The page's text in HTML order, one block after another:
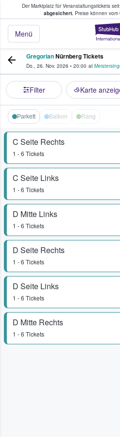
Der Marktplatz für Veranstaltungstickets
abgesichert.Preise können vom
Menü
Tickets kaufen &
GregorianNürnberg Tickets
Do., 26. Nov. 2026 • 20:00 at
Filter Karte
Parkett Balkon Rang
C Seite Rechts
1 - 6 Tickets
C Seite Links
1 - 6 Tickets
D Mitte Links
1 - 6 Tickets
D Seite Rechts
1 - 6 Tickets
D Seite Links
1 - 6 Tickets
D Mitte Rechts
1 - 6 Tickets